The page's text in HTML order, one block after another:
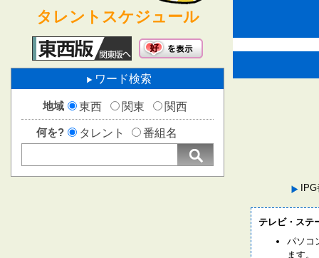
タレントスケジュール
ワード検索
地域 東西 関東 関西
何を? タレント 番組名
テレビ・ステ
パソコ
ます。